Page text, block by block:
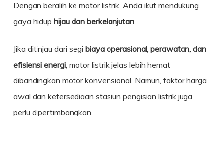
Dengan beralih ke motor listrik, Anda ikut mendukung
gaya hidup hijau dan berkelanjutan.
Jika ditinjau dari segi biaya operasional, perawatan, dan
efisiensi energi, motor listrik jelas lebih hemat
dibandingkan motor konvensional. Namun, faktor harga
awal dan ketersediaan stasiun pengisian listrik juga
perlu dipertimbangkan.